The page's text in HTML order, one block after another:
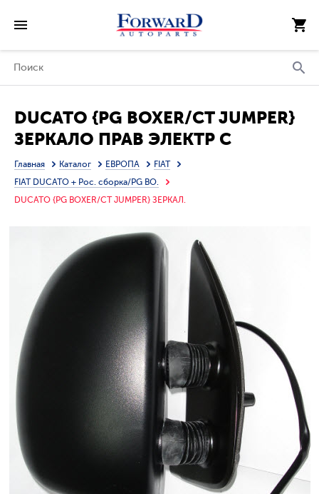
DUCATO {PG BOXER/CT JUMPER}
ЗЕРКАЛО ПРАВ ЭЛЕКТР С
ПОДОГРЕВ (CONVEX) (ТАЙВАНЬ)
Главная Каталог ЕВРОПА
FIAT
FIAT DUCATO + Рос. сборка/PG BO.
DUCATO {PG BOXER/CT JUMPER} ЗЕРКАЛ.